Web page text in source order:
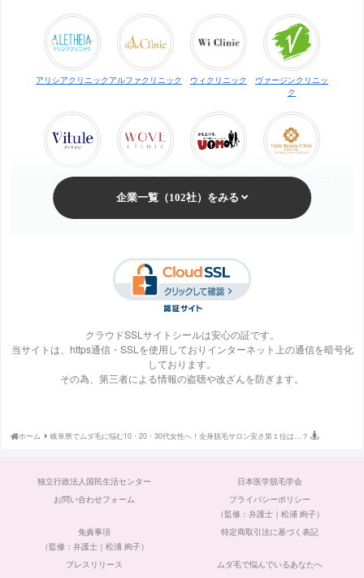
アリシアクリニック アルファクリニック ウィクリニック
ヴァージンクリニッ
ク
ヴィトゥレ
ウォブクリニック中
目黒
UOMO（ウオモ） エイトビューティー
クリニック
エステ・タイム エステティックTBC
S-Labo（エスラ
ボ）
エピレ エミナルクリニック エルクリニック
ック
ガーデンクリニックカルミア美肌クリニ
川崎中央クリニック京都ビューティーク
クラウドSSLサイトシールは安心の証です。
当サイトは、https通信・SSLを使用しておりインターネット上の通信を暗号化
しております。
その為、第三者による情報の盗聴や改ざんを防ぎます。
ホーム 岐阜県でムダ毛に悩む10・20・30代女性へ！全身脱毛サロン安さ第１位は…？
独立行政法人国民生活センター
日本医学脱毛学会
お問い合わせフォーム
プライバシーポリシー
（監修：弁護士｜松浦 絢子）
免責事項
（監修：弁護士｜松浦 絢子）
特定商取引法に基づく表記
プレスリリース
ムダ毛で悩んでいるあなたへ